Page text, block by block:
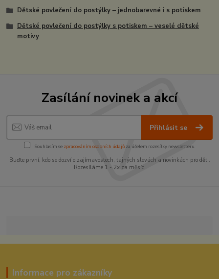
Dětské povlečení do postýlky – jednobarevné i s potiskem
Dětské povlečení do postýlky s potiskem – veselé dětské
motivy
Zasílání novinek a akcí
Přihlásit se
Souhlasím se zpracováním osobních údajůza účelem rozesílky newsletteru.
Buďte první, kdo se dozví o zajímavostech, tajných slevách a novinkách pro děti.
Rozesíláme 1 - 2x za měsíc.
Informace pro zákazníky